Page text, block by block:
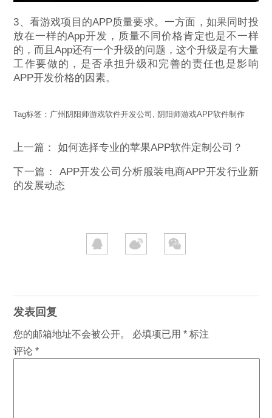
3、看游戏项目的APP质量要求。一方面，如果同时投
放在一样的App开发，质量不同价格肯定也是不一样
的，而且App还有一个升级的问题，这个升级是有大量
工作要做的，是否承担升级和完善的责任也是影响
APP开发价格的因素。
Tag标签： 广州阴阳师游戏软件开发公司 , 阴阳师游戏APP软件制作
上一篇：如何选择专业的苹果APP软件定制公司？
下一篇： APP开发公司分析服装电商APP开发行业新
的发展动态
发表回复
您的邮箱地址不会被公开。 必填项已用* 标注
评论*